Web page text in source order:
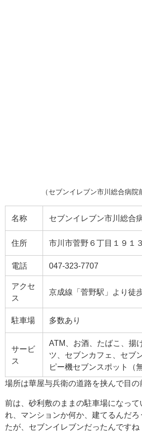
（セブンイレブン市川総合病院
名称 セブンイレブン市川総合
住所 市川市菅野６丁目１９１
電話 047-323-7707
アクセ
ス
京成線「菅野駅」より徒
駐車場 多数あり
サービ
ス
ATM
、お酒、たばこ、揚
ツ、セブンカフェ、セブ
ピー機セブンスポット（
場所は華屋与兵衛の道路を挟んで目の
前は、砂利敷のままの駐車場になっ
れ、マンションか何か、建てるんだろ
たが、セブンイレブンだったんですね